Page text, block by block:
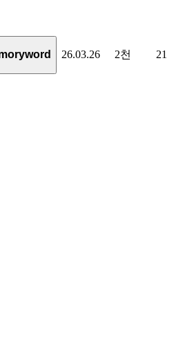
26.03.26 2천 21